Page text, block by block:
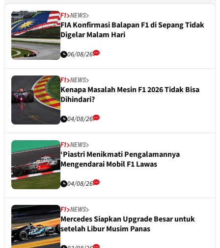
F1 NEWS
FIA Konfirmasi Balapan F1 di Sepang Tidak
Digelar Malam Hari
06/08/26
F1 NEWS
Kenapa Masalah Mesin F1 2026 Tidak Bisa
Dihindari?
04/08/26
F1 NEWS
‘Piastri Menikmati Pengalamannya
Mengendarai Mobil F1 Lawas
04/08/26
F1 NEWS
Mercedes Siapkan Upgrade Besar untuk
setelah Libur Musim Panas